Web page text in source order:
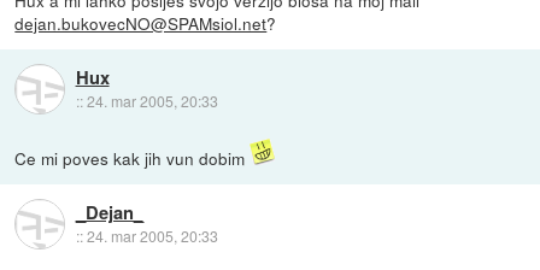
dejan.bukovecNO@SPAMsiol.net?
Hux
::24. mar 2005, 20:33
Ce mi poves kak jih vun dobim
_Dejan_
::24. mar 2005, 20:33